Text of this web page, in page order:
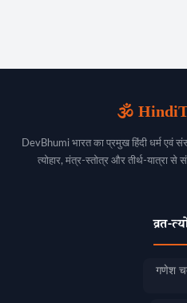
🕉️
DevBhumi भारत का प्रमुख हिंदी धर्म एवं
त्योहार, मंत्र-स्तोत्र और तीर्थ-यात्रा से
व्रत-
गणेश